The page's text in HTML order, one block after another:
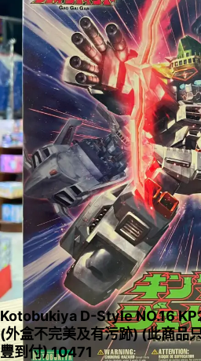
Kotobukiya D-Style NO.16
(外盒不完美及有污跡) (此商品
豐到付) 10471